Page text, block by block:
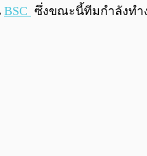
BSC ซึ่งขณะนี้ทีมกำลังทำ